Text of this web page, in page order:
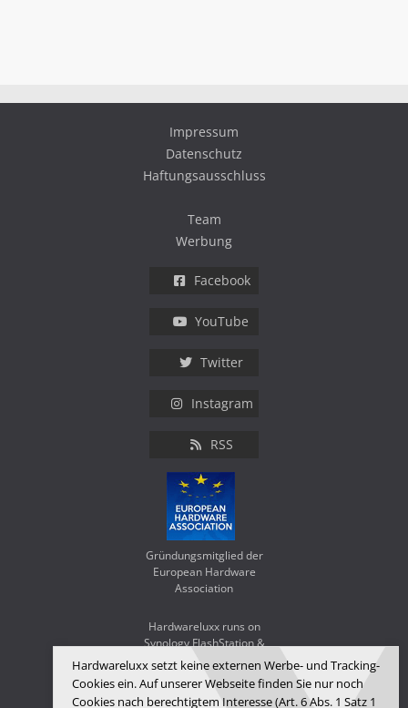
Hardwareluxx setzt keine externen Werbe- und Tracking-
Cookies ein. Auf unserer Webseite finden Sie nur noch
Cookies nach berechtigtem Interesse (Art. 6 Abs. 1 Satz 1
Impressum
Datenschutz
Haftungsausschluss
Team
Werbung
Facebook
YouTube
Twitter
Instagram
RSS
Gründungsmitglied der
European Hardware
Association
Hardwareluxx runs on
Synology FlashStation &
WD Red SA500